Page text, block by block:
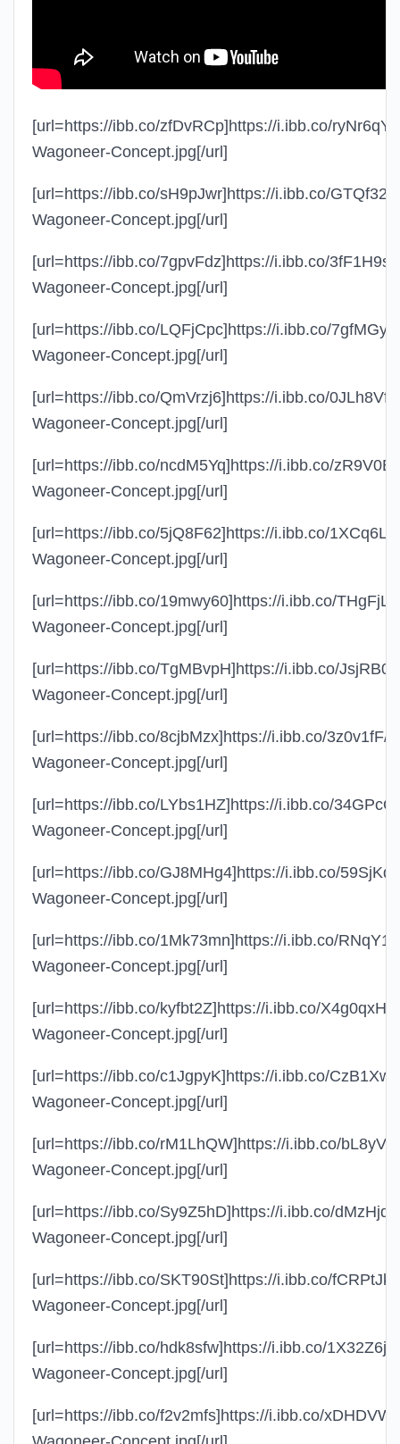
[url=https://ibb.co/zfDvRCp]https://i.ibb.co/ryNr6qY/
Wagoneer-Concept.jpg[/url]
[url=https://ibb.co/sH9pJwr]https://i.ibb.co/GTQf32j/
Wagoneer-Concept.jpg[/url]
[url=https://ibb.co/7gpvFdz]https://i.ibb.co/3fF1H9s/
Wagoneer-Concept.jpg[/url]
[url=https://ibb.co/LQFjCpc]https://i.ibb.co/
Wagoneer-Concept.jpg[/url]
[url=https://ibb.co/QmVrzj6]https://i.ibb.co/0JLh8Vf/
Wagoneer-Concept.jpg[/url]
[url=https://ibb.co/ncdM5Yq]https://i.ibb.co/
Wagoneer-Concept.jpg[/url]
[url=https://ibb.co/5jQ8F62]https://i.ibb.co/
Wagoneer-Concept.jpg[/url]
[url=https://ibb.co/19mwy60]https://i.ibb.co/
Wagoneer-Concept.jpg[/url]
[url=https://ibb.co/TgMBvpH]https://i.ibb.co/
Wagoneer-Concept.jpg[/url]
[url=https://ibb.co/8cjbMzx]https://i.ibb.co/3z0v1fF/
Wagoneer-Concept.jpg[/url]
[url=https://ibb.co/LYbs1HZ]https://i.ibb.co/
Wagoneer-Concept.jpg[/url]
[url=https://ibb.co/GJ8MHg4]https://i.ibb.co/
Wagoneer-Concept.jpg[/url]
[url=https://ibb.co/1Mk73mn]https://i.ibb.co/
Wagoneer-Concept.jpg[/url]
[url=https://ibb.co/kyfbt2Z]https://i.ibb.co/X4g0qxH/
Wagoneer-Concept.jpg[/url]
[url=https://ibb.co/c1JgpyK]https://i.ibb.co/
Wagoneer-Concept.jpg[/url]
[url=https://ibb.co/rM1LhQW]https://i.ibb.co/
Wagoneer-Concept.jpg[/url]
[url=https://ibb.co/Sy9Z5hD]https://i.ibb.co/
Wagoneer-Concept.jpg[/url]
[url=https://ibb.co/SKT90St]https://i.ibb.co/fCRPtJk/
Wagoneer-Concept.jpg[/url]
[url=https://ibb.co/hdk8sfw]https://i.ibb.co/1X32Z6j/
Wagoneer-Concept.jpg[/url]
[url=https://ibb.co/f2v2mfs]https://i.ibb.co/